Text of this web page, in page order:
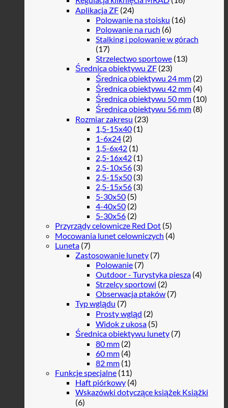
Aplikacja ZF (24)
Polowanie na stoisku (16)
Polowanie na ruch (6)
Stalking i polowanie w górach
(17)
Strzelectwo sportowe (13)
Średnica obiektywu ZF (23)
Średnica obiektywu 24 mm (2)
Średnica obiektywu 42 mm (4)
Średnica obiektywu 50 mm (10)
Średnica obiektywu 56 mm (8)
Rozmiar zakresu (23)
1,5-15x40 (1)
1-6x24 (2)
1,5-6x42 (1)
2,5-16x42 (1)
2,5-10x56 (3)
2,5-15x50 (3)
2,5-15x56 (3)
5-30x50 (5)
4-40x50 (2)
5-30x56 (2)
Przyrządy celownicze Red Dot (5)
Mocowania lunet celowniczych (4)
Luneta (7)
Zastosowanie lunety (7)
Polowanie (7)
Outdoor - Turystyka piesza (4)
Strzelcy sportowi (2)
Obserwacja ptaków (7)
Typ wglądu (7)
Prosty wgląd (2)
Widok z ukosa (5)
Średnica obiektywu lunety (7)
80 mm (2)
60 mm (4)
82 mm (1)
Funkcje specjalne (11)
Haft piórkowy (4)
Wskazówki dotyczące książek Książki
(6)